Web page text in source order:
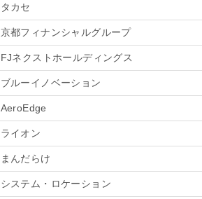
タカセ
京都フィナンシャルグループ
FJネクストホールディングス
ブルーイノベーション
AeroEdge
ライオン
まんだらけ
システム・ロケーション